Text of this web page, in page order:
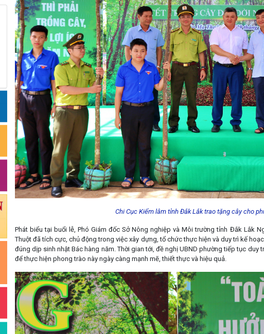
Chi Cục Kiểm lâm tỉnh Đắk Lắk trao tặng cây cho
Phát biểu tại buổi lễ, Phó Giám đốc Sở Nông nghiệp và Môi trường tỉnh Đắk Lắk
Thuột đã tích cực, chủ động trong việc xây dựng, tổ chức thực hiện và duy trì kế
đúng dịp sinh nhật Bác hàng năm. Thời gian tới, đề nghị UBND phường tiếp tục
để thực hiện phong trào này ngày càng mạnh mẽ, thiết thực và hiệu quả.